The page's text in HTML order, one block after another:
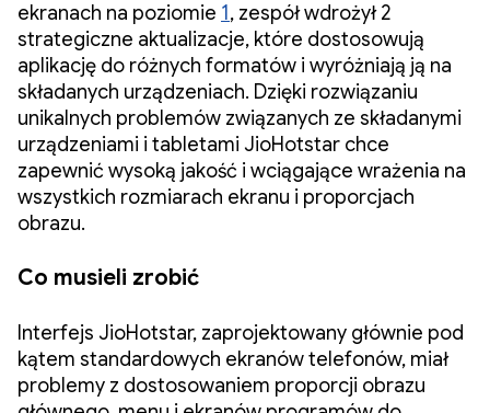
ekranach na poziomie 1, zespół wdrożył 2
strategiczne aktualizacje, które dostosowują
aplikację do różnych formatów i wyróżniają ją na
składanych urządzeniach. Dzięki rozwiązaniu
unikalnych problemów związanych ze składanymi
urządzeniami i tabletami JioHotstar chce
zapewnić wysoką jakość i wciągające wrażenia na
wszystkich rozmiarach ekranu i proporcjach
obrazu.
Co musieli zrobić
Interfejs JioHotstar, zaprojektowany głównie pod
kątem standardowych ekranów telefonów, miał
problemy z dostosowaniem proporcji obrazu